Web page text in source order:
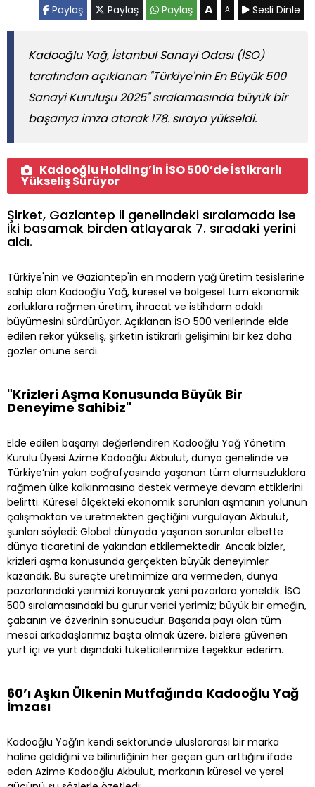
Paylaş Paylaş Paylaş A A Sesli Dinle
Kadooğlu Yağ, İstanbul Sanayi Odası (İSO)
tarafından açıklanan "Türkiye'nin En Büyük 500
Sanayi Kuruluşu 2025" sıralamasında büyük bir
başarıya imza atarak 178. sıraya yükseldi.
Kadooğlu Holding’in İSO 500’de İstikrarlı
Yükseliş Sürüyor
Şirket, Gaziantep il genelindeki sıralamada ise
iki basamak birden atlayarak 7. sıradaki yerini
aldı.
Türkiye'nin ve Gaziantep'in en modern yağ üretim tesislerine
sahip olan Kadooğlu Yağ, küresel ve bölgesel tüm ekonomik
zorluklara rağmen üretim, ihracat ve istihdam odaklı
büyümesini sürdürüyor. Açıklanan İSO 500 verilerinde elde
edilen rekor yükseliş, şirketin istikrarlı gelişimini bir kez daha
gözler önüne serdi.
"Krizleri Aşma Konusunda Büyük Bir
Deneyime Sahibiz"
Elde edilen başarıyı değerlendiren Kadooğlu Yağ Yönetim
Kurulu Üyesi Azime Kadooğlu Akbulut, dünya genelinde ve
Türkiye’nin yakın coğrafyasında yaşanan tüm olumsuzluklara
rağmen ülke kalkınmasına destek vermeye devam ettiklerini
belirtti. Küresel ölçekteki ekonomik sorunları aşmanın yolunun
çalışmaktan ve üretmekten geçtiğini vurgulayan Akbulut,
şunları söyledi: Global dünyada yaşanan sorunlar elbette
dünya ticaretini de yakından etkilemektedir. Ancak bizler,
krizleri aşma konusunda gerçekten büyük deneyimler
kazandık. Bu süreçte üretimimize ara vermeden, dünya
pazarlarındaki yerimizi koruyarak yeni pazarlara yöneldik. İSO
500 sıralamasındaki bu gurur verici yerimiz; büyük bir emeğin,
çabanın ve özverinin sonucudur. Başarıda payı olan tüm
mesai arkadaşlarımız başta olmak üzere, bizlere güvenen
yurt içi ve yurt dışındaki tüketicilerimize teşekkür ederim.
60’ı Aşkın Ülkenin Mutfağında Kadooğlu Yağ
İmzası
Kadooğlu Yağ’ın kendi sektöründe uluslararası bir marka
haline geldiğini ve bilinirliğinin her geçen gün arttığını ifade
eden Azime Kadooğlu Akbulut, markanın küresel ve yerel